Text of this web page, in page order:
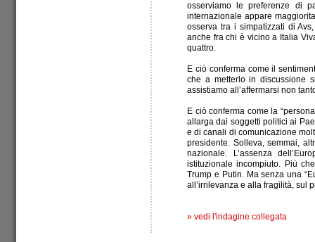
osserviamo le preferenze di
internazionale appare
osserva tra i simpatizzati di
anche fra chi è vicino a Italia
quattro.
E ciò conferma come il
che a metterlo in discussione
assistiamo all’affermarsi non
E ciò conferma come la
allarga dai soggetti politici ai
e di canali di comunicazione
presidente. Solleva, semmai,
nazionale. L’assenza
istituzionale incompiuto. Più
Trump e Putin. Ma senza una
all’irrilevanza e alla fragilità, sul
» vedi l'indagine collegata